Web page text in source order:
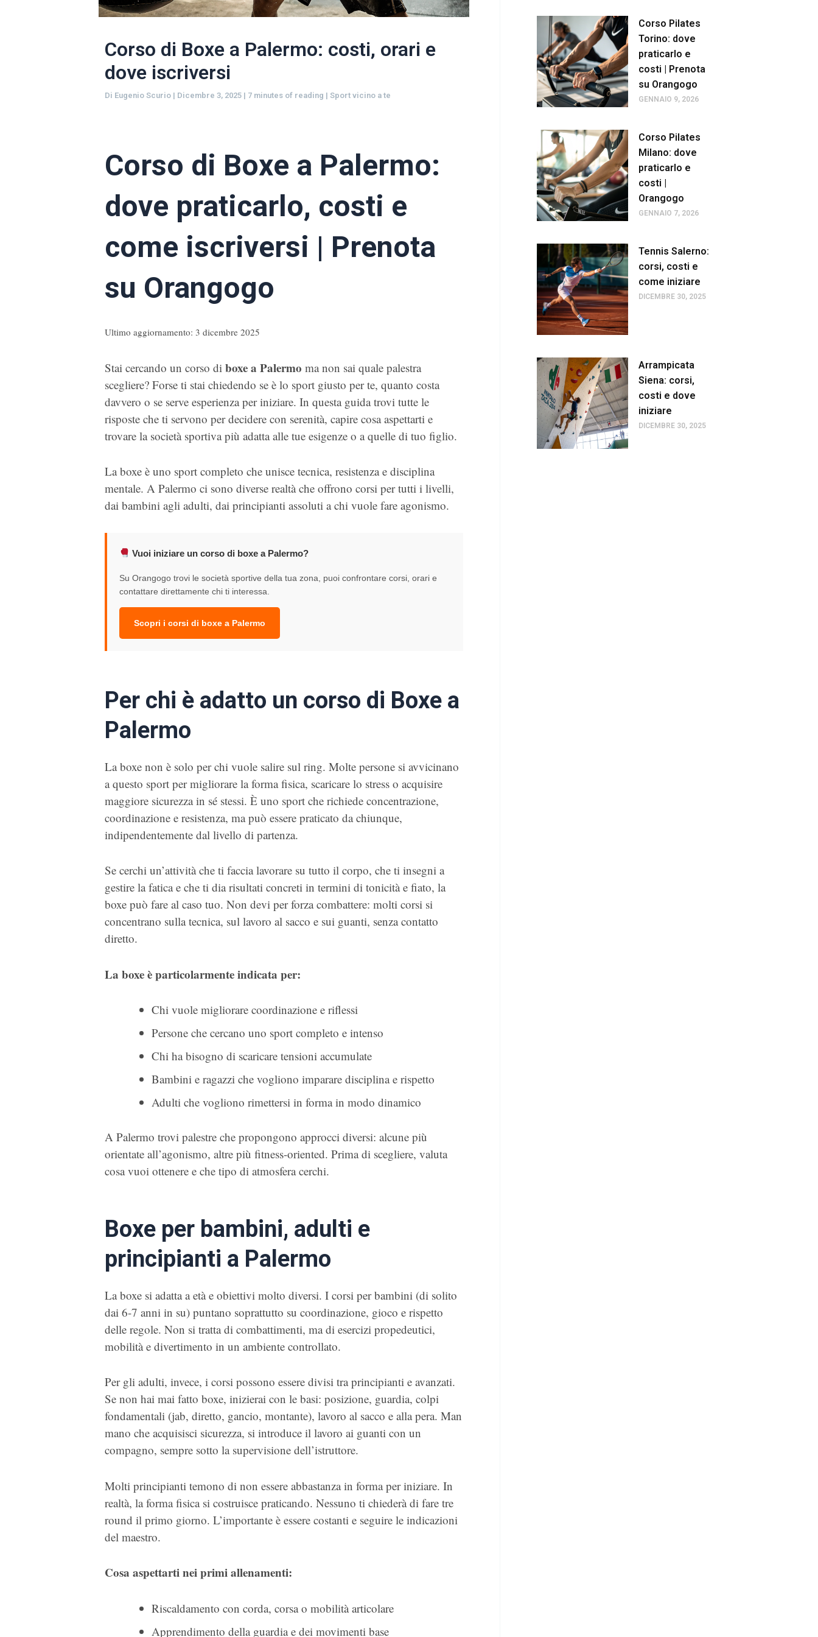
Corso di Boxe a Palermo: costi, orari e
dove iscriversi
Di Eugenio Scurio | Dicembre 3, 2025 | 7 minutes of reading | Sport vicino a te
Corso di Boxe a Palermo:
dove praticarlo, costi e
come iscriversi | Prenota
su Orangogo
Ultimo aggiornamento: 3 dicembre 2025
Stai cercando un corso di boxe a Palermo ma non sai quale palestra
scegliere? Forse ti stai chiedendo se è lo sport giusto per te, quanto costa
davvero o se serve esperienza per iniziare. In questa guida trovi tutte le
risposte che ti servono per decidere con serenità, capire cosa aspettarti e
trovare la società sportiva più adatta alle tue esigenze o a quelle di tuo figlio.
La boxe è uno sport completo che unisce tecnica, resistenza e disciplina
mentale. A Palermo ci sono diverse realtà che offrono corsi per tutti i livelli,
dai bambini agli adulti, dai principianti assoluti a chi vuole fare agonismo.
Vuoi iniziare un corso di boxe a Palermo?
Su Orangogo trovi le società sportive della tua zona, puoi confrontare corsi, orari e
contattare direttamente chi ti interessa.
Scopri i corsi di boxe a Palermo
Per chi è adatto un corso di Boxe a
Palermo
La boxe non è solo per chi vuole salire sul ring. Molte persone si avvicinano
a questo sport per migliorare la forma fisica, scaricare lo stress o acquisire
maggiore sicurezza in sé stessi. È uno sport che richiede concentrazione,
coordinazione e resistenza, ma può essere praticato da chiunque,
indipendentemente dal livello di partenza.
Se cerchi un’attività che ti faccia lavorare su tutto il corpo, che ti insegni a
gestire la fatica e che ti dia risultati concreti in termini di tonicità e fiato, la
boxe può fare al caso tuo. Non devi per forza combattere: molti corsi si
concentrano sulla tecnica, sul lavoro al sacco e sui guanti, senza contatto
diretto.
La boxe è particolarmente indicata per:
Chi vuole migliorare coordinazione e riflessi
Persone che cercano uno sport completo e intenso
Chi ha bisogno di scaricare tensioni accumulate
Bambini e ragazzi che vogliono imparare disciplina e rispetto
Adulti che vogliono rimettersi in forma in modo dinamico
A Palermo trovi palestre che propongono approcci diversi: alcune più
orientate all’agonismo, altre più fitness-oriented. Prima di scegliere, valuta
cosa vuoi ottenere e che tipo di atmosfera cerchi.
Boxe per bambini, adulti e
principianti a Palermo
La boxe si adatta a età e obiettivi molto diversi. I corsi per bambini (di solito
dai 6-7 anni in su) puntano soprattutto su coordinazione, gioco e rispetto
delle regole. Non si tratta di combattimenti, ma di esercizi propedeutici,
mobilità e divertimento in un ambiente controllato.
Per gli adulti, invece, i corsi possono essere divisi tra principianti e avanzati.
Se non hai mai fatto boxe, inizierai con le basi: posizione, guardia, colpi
fondamentali (jab, diretto, gancio, montante), lavoro al sacco e alla pera. Man
mano che acquisisci sicurezza, si introduce il lavoro ai guanti con un
compagno, sempre sotto la supervisione dell’istruttore.
Molti principianti temono di non essere abbastanza in forma per iniziare. In
realtà, la forma fisica si costruisce praticando. Nessuno ti chiederà di fare tre
round il primo giorno. L’importante è essere costanti e seguire le indicazioni
del maestro.
Cosa aspettarti nei primi allenamenti:
Riscaldamento con corda, corsa o mobilità articolare
Apprendimento della guardia e dei movimenti base
Corso Pilates
Torino: dove
praticarlo e
costi | Prenota
su Orangogo
GENNAIO 9, 2026
Corso Pilates
Milano: dove
praticarlo e
costi |
Orangogo
GENNAIO 7, 2026
Tennis Salerno:
corsi, costi e
come iniziare
DICEMBRE 30, 2025
Arrampicata
Siena: corsi,
costi e dove
iniziare
DICEMBRE 30, 2025